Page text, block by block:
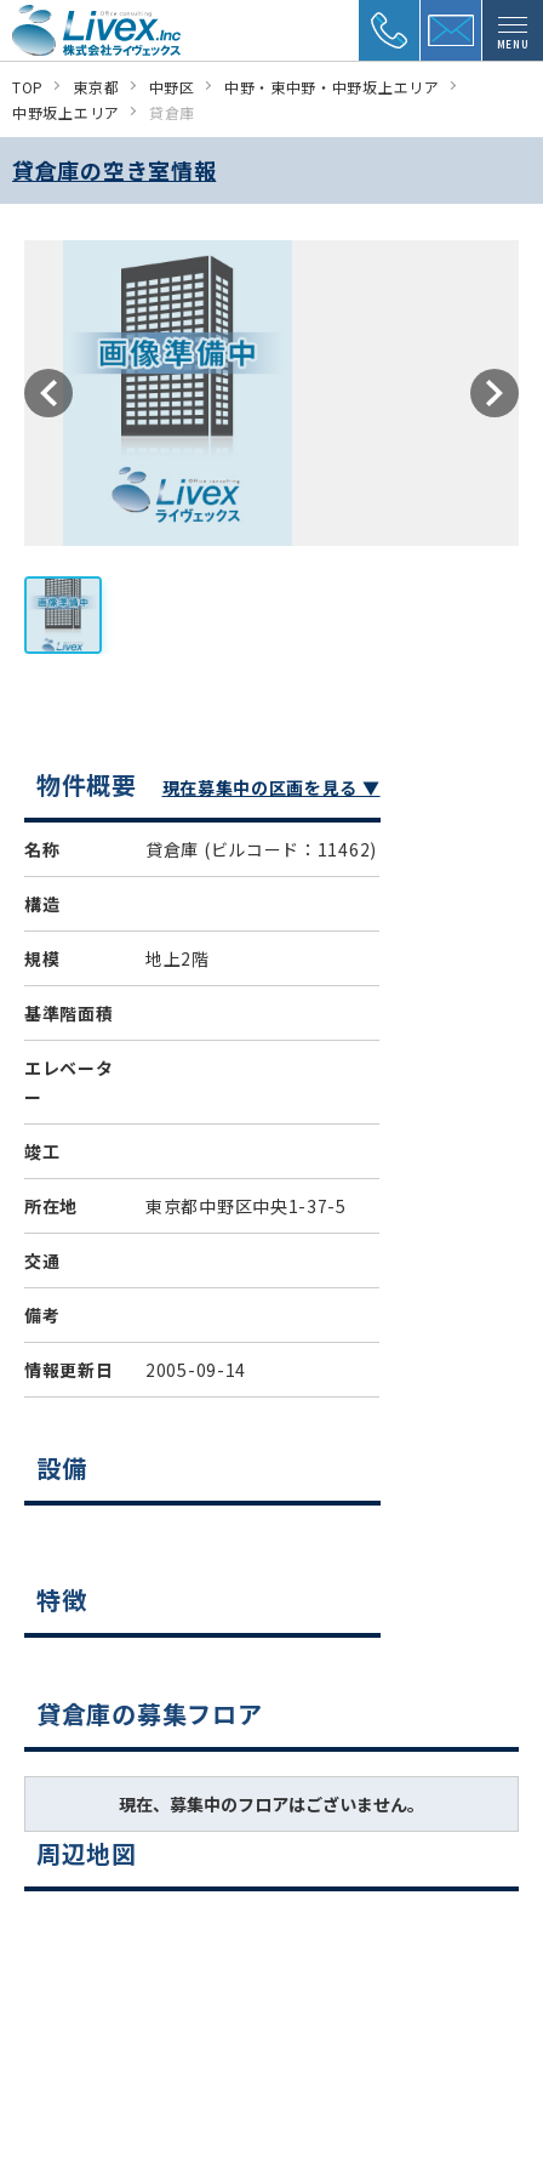
MENU
TOP 東京都 中野区
中野・東中野・中野坂上エリア
中野坂上エリア
貸倉庫
貸倉庫の空き室情報
物件概要 現在募集中の区画を見る ▼
名称 貸倉庫 (ビルコード：11462)
構造
規模 地上2階
基準階面積
エレベータ
ー
竣工
所在地 東京都中野区中央1-37-5
交通
備考
情報更新日 2005-09-14
設備
特徴
貸倉庫の募集フロア
現在、募集中のフロアはございません。
周辺地図